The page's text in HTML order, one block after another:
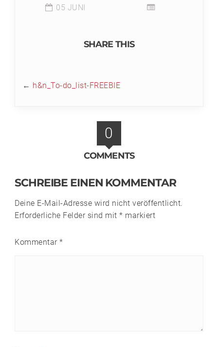
05 JUNI
SHARE THIS
← h&n_To-do_list-FREEBIE
0
COMMENTS
SCHREIBE EINEN KOMMENTAR
Deine E-Mail-Adresse wird nicht veröffentlicht.
Erforderliche Felder sind mit * markiert
Kommentar *